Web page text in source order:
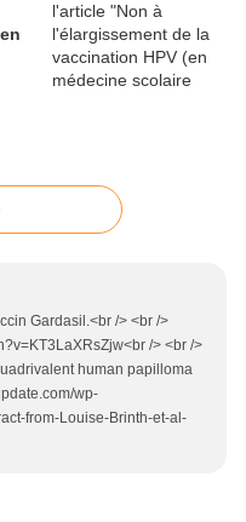
Gardasil.<br /> <br />
/> <br />
human papilloma
wp-
from-Louise-Brinth-et-al-